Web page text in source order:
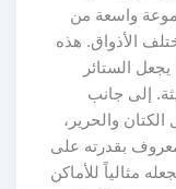
واسعة من
الأذواق. هذه
الستائر
إلى جانب
والحرير،
بقدرته على
مثالياً للأماكن